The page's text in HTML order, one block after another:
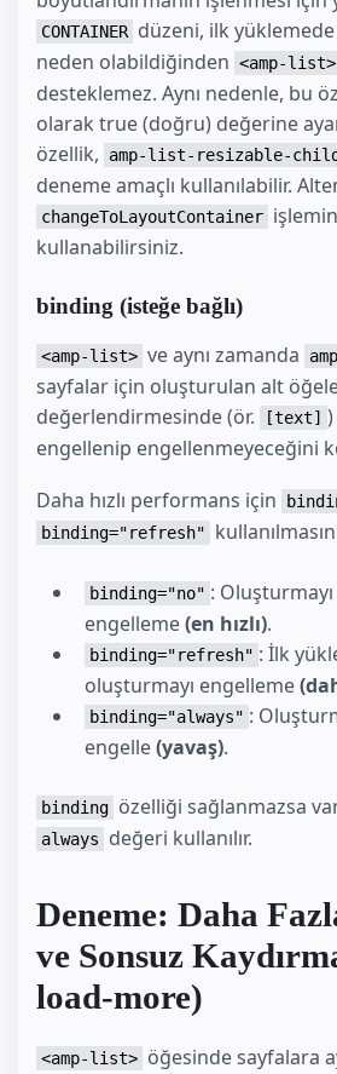
CONTAINER düzeni, ilk
neden olabildiğinden <amp-list>
desteklemez. Aynı nedenle, bu
olarak true (doğru) değerine
özellik,
amp-list-resizable-
deneme amaçlı kullanılabilir.
changeToLayoutContainer
kullanabilirsiniz.
binding (isteğe bağlı)
<amp-list> ve aynı zamanda
sayfalar için oluşturulan alt
değerlendirmesinde (ör.
[text]
engellenip engellenmeyeceğini
Daha hızlı performans için
binding="refresh"
binding="no" :
engelleme(en hızlı).
binding="refresh" : İlk
oluşturmayı engelleme
binding="always" :
engelle(yavaş).
binding özelliği sağlanmazsa
always değeri kullanılır.
Deneme: Daha
ve Sonsuz
load-more)
<amp-list> öğesinde sayfalara